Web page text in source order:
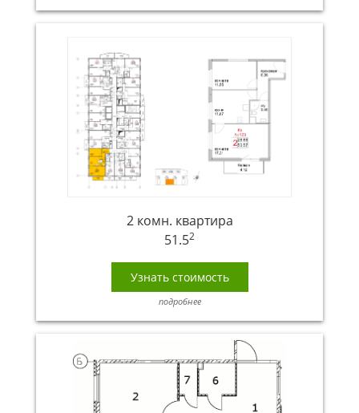
2 комн. квартира
51.52
Узнать стоимость
подробнее